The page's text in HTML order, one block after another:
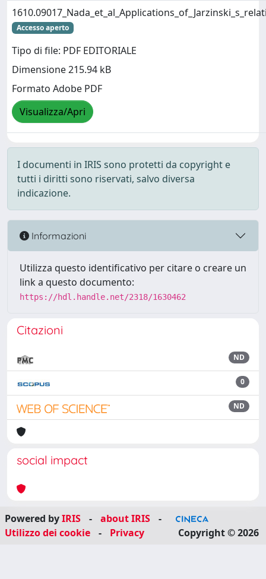
Accesso aperto
Tipo di file: PDF EDITORIALE
Dimensione 215.94 kB
Formato Adobe PDF
Visualizza/Apri
I documenti in IRIS sono protetti da copyright e
tutti i diritti sono riservati, salvo diversa
indicazione.
Informazioni
Utilizza questo identificativo per citare o creare un
link a questo documento:
https://hdl.handle.net/2318/1630462
Citazioni
ND
0
ND
social impact
Powered byIRIS - about IRIS
-
Utilizzo dei cookie
- Privacy Copyright © 2026